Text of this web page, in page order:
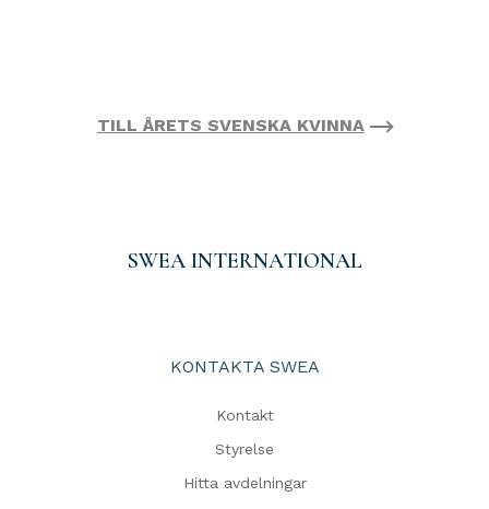
TILL ÅRETS SVENSKA KVINNA
SWEA INTERNATIONAL
KONTAKTA SWEA
Kontakt
Styrelse
Hitta avdelningar